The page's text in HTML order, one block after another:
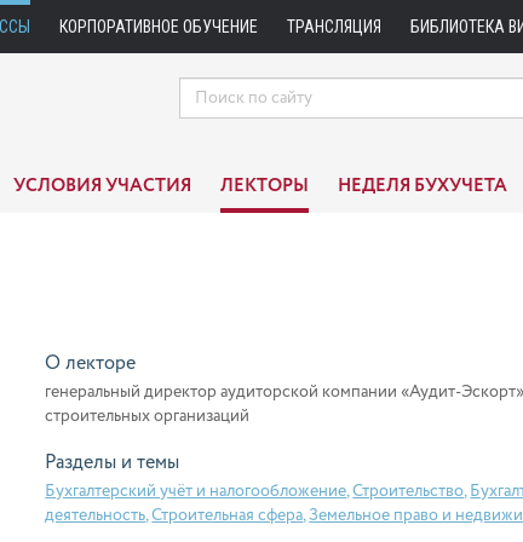
КОРПОРАТИВНОЕ ОБУЧЕНИЕ ТРАНСЛЯЦИЯ БИБЛИОТЕКА
УСЛОВИЯ УЧАСТИЯ ЛЕКТОРЫ НЕДЕЛЯ БУХУЧЕТА
О лекторе
генеральный директор аудиторской компании «Аудит-
строительных организаций
Разделы и темы
Бухгалтерский учёт и налогообложение,Строительство,
деятельность,Строительная сфера,Земельное право и